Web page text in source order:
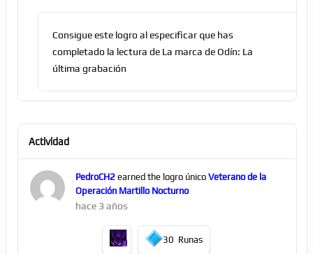
Consigue este logro al especificar que has
completado la lectura de La marca de Odín: La
última grabación
Actividad
PedroCH2earned the logro único Veterano de la
Operación Martillo Nocturno
hace 3 años
30 Runas